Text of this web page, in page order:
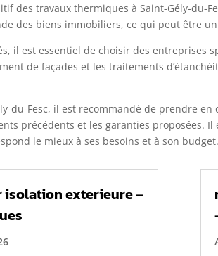
travaux thermiques à Saint-Gély-du-
des biens immobiliers, ce qui peut être
il est essentiel de choisir des entreprises
de façades et les traitements
du-Fesc, il est recommandé de prendre
précédents et les garanties proposées.
le mieux à ses besoins et à son budget.
isolation exterieure –